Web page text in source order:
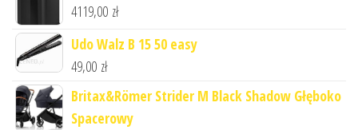
4119,00 zł
Udo Walz B 15 50 easy
49,00 zł
Britax&Römer Strider M Black Shadow Głęboko
Spacerowy